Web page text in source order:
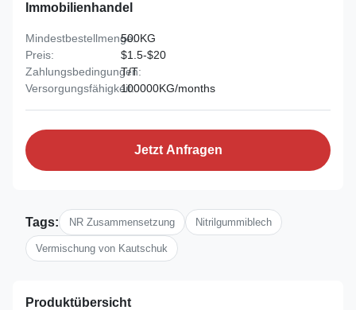
Immobilienhandel
Mindestbestellmenge:500KG
Preis:
$1.5-$20
Zahlungsbedingungen:
T/T
Versorgungsfähigkeit:100000KG/months
Jetzt Anfragen
Tags: NR Zusammensetzung Nitrilgummiblech
Vermischung von Kautschuk
Produktübersicht